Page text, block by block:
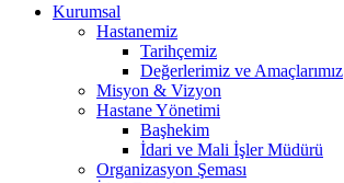
Kurumsal
Hastanemiz
Tarihçemiz
Değerlerimiz ve Amaçlarımız
Misyon & Vizyon
Hastane Yönetimi
Başhekim
İdari ve Mali İşler Müdürü
Organizasyon Şeması